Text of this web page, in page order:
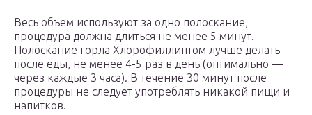
Весь объем используют за одно полоскание,
процедура должна длиться не менее 5 минут.
Полоскание горла Хлорофиллиптом лучше делать
после еды, не менее 4-5 раз в день (оптимально —
через каждые 3 часа). В течение 30 минут после
процедуры не следует употреблять никакой пищи и
напитков.